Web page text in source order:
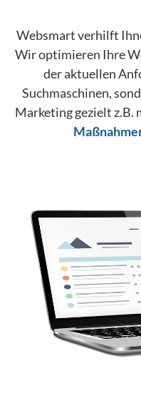
Websmart verhilft
Wir optimieren Ihre
der aktuellen
Suchmaschinen,
Marketing gezielt z.B.